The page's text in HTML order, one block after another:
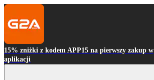
15% zniżki z kodem APP15 na pierwszy zakup w
aplikacji